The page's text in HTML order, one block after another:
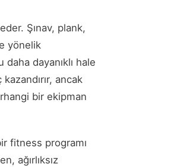
Şınav, plank,
yönelik
dayanıklı hale
ancak
bir ekipman
fitness programı
ağırlıksız